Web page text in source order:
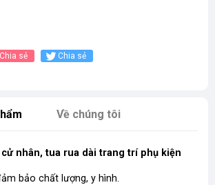
Chia sẻ Chia sẻ
Về chúng tôi
nhân, tua rua dài trang trí phụ kiện
bảo chất lượng, y hình.